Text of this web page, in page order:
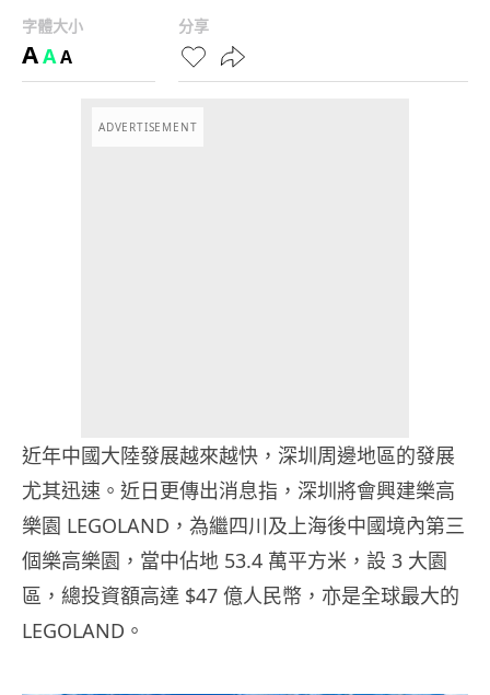
字體大小
AAA
分享
ADVERTISEMENT
近年中國大陸發展越來越快，深圳周邊地區的發展
尤其迅速。近日更傳出消息指，深圳將會興建樂高
樂園 LEGOLAND，為繼四川及上海後中國境內第三
個樂高樂園，當中佔地 53.4 萬平方米，設 3 大園
區，總投資額高達 $47 億人民幣，亦是全球最大的
LEGOLAND。